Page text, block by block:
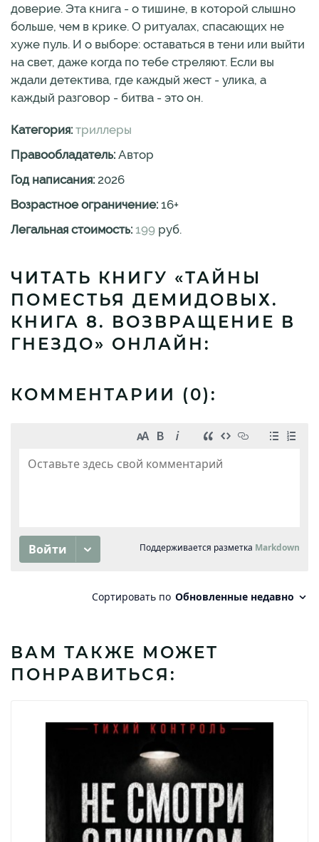
доверие. Эта книга - о тишине, в которой слышно
больше, чем в крике. О ритуалах, спасающих не
хуже пуль. И о выборе: оставаться в тени или выйти
на свет, даже когда по тебе стреляют. Если вы
ждали детектива, где каждый жест - улика, а
каждый разговор - битва - это он.
Категория: триллеры
Правообладатель: Автор
Год написания: 2026
Возрастное ограничение: 16+
Легальная стоимость: 199 руб.
ЧИТАТЬ КНИГУ «ТАЙНЫ
ПОМЕСТЬЯ ДЕМИДОВЫХ.
КНИГА 8. ВОЗВРАЩЕНИЕ В
ГНЕЗДО» ОНЛАЙН:
КОММЕНТАРИИ (0):
ВАМ ТАКЖЕ МОЖЕТ
ПОНРАВИТЬСЯ: